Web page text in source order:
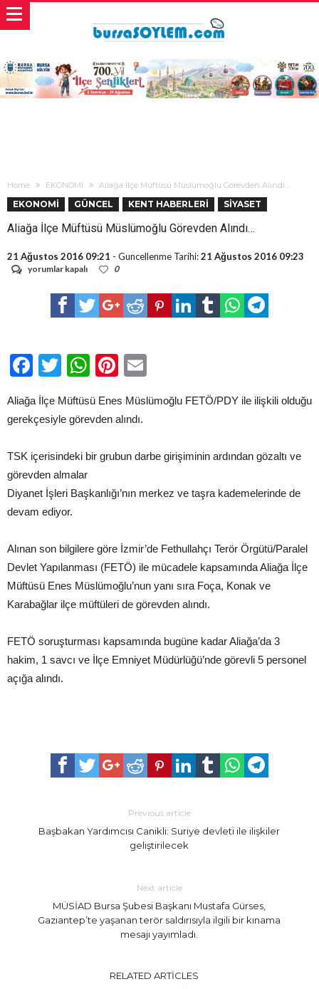
Home EKONOMİ Aliağa İlçe Müftüsü Müslümoğlu Görevden Alındı…
EKONOMİ GÜNCEL KENT HABERLERİ SİYASET
Aliağa İlçe Müftüsü Müslümoğlu Görevden Alındı…
21 Ağustos 2016 09:21 - Guncellenme Tarihi:21 Ağustos 2016 09:23
Aliağa
Müftüsü
Müslümoğlu
Görevden
yorumlar kapalı 0
Facebook
TwitterWhatsApp
Pinterest
Aliağa İlçe Müftüsü Enes Müslümoğlu FETÖ/PDY ile ilişkili olduğu
gerekçesiyle görevden alındı.
TSK içerisindeki bir grubun darbe girişiminin ardından gözaltı ve
görevden almalar
Diyanet İşleri Başkanlığı’nın merkez ve taşra kademelerinde de
devam ediyor.
Alınan son bilgilere göre İzmir’de Fethullahçı Terör Örgütü/Paralel
Devlet Yapılanması (FETÖ) ile mücadele kapsamında Aliağa İlçe
Müftüsü Enes Müslümoğlu’nun yanı sıra Foça, Konak ve
Karabağlar ilçe müftüleri de görevden alındı.
FETÖ soruşturması kapsamında bugüne kadar Aliağa’da 3
hakim, 1 savcı ve İlçe Emniyet Müdürlüğü’nde görevli 5 personel
açığa alındı.
Previous article
Başbakan Yardımcısı Canikli: Suriye devleti ile ilişkiler
geliştirilecek
Next article
MÜSİAD Bursa Şubesi Başkanı Mustafa Gürses,
Gaziantep’te yaşanan terör saldırısıyla ilgili bir kınama
mesajı yayımladı.
RELATED ARTICLES